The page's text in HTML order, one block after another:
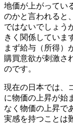
地価が上がってい
のかと言われると
ではないでしょう
きく関係していま
まず給与（所得）
購買意欲が刺激さ
のです。
現在の日本では、
に物価の上昇が始
なく物価の上昇で
実感を持つことは